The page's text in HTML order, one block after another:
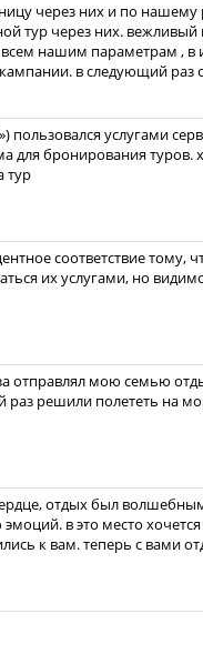
через них и по
тур через них. вежливый
нашим параметрам , в
в следующий раз
услугами
для бронирования туров.
тур
соответствие тому,
их услугами, но
отправлял мою семью
раз решили полететь на
отдых был
в это место
к вам. теперь с вами